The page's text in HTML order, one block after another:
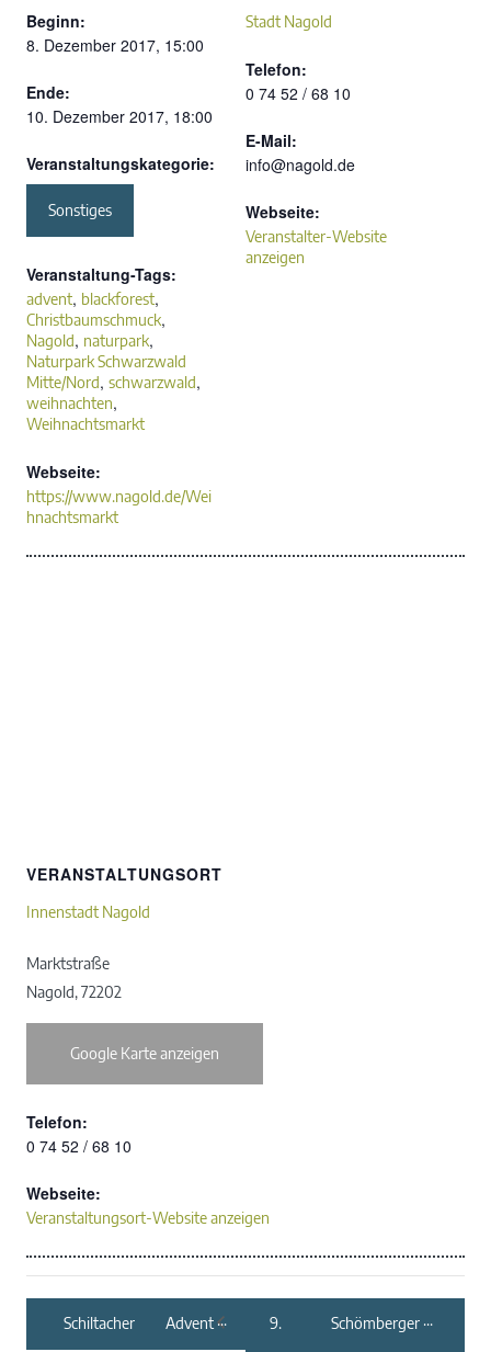
Beginn:
8. Dezember 2017, 15:00
Ende:
10. Dezember 2017, 18:00
Veranstaltungskategorie:
Sonstiges
Veranstaltung-Tags:
advent, blackforest,
Christbaumschmuck,
Nagold, naturpark,
Naturpark Schwarzwald
Mitte/Nord, schwarzwald,
weihnachten,
Weihnachtsmarkt
Webseite:
https://www.nagold.de/Wei
hnachtsmarkt
Stadt Nagold
Telefon:
0 74 52 / 68 10
E-Mail:
info@nagold.de
Webseite:
Veranstalter-Website
anzeigen
VERANSTALTUNGSORT
Innenstadt Nagold
Marktstraße
Nagold,72202
Google Karte anzeigen
Telefon:
0 74 52 / 68 10
Webseite:
Veranstaltungsort-Website anzeigen
Schiltacher Advent
9. Schömberger